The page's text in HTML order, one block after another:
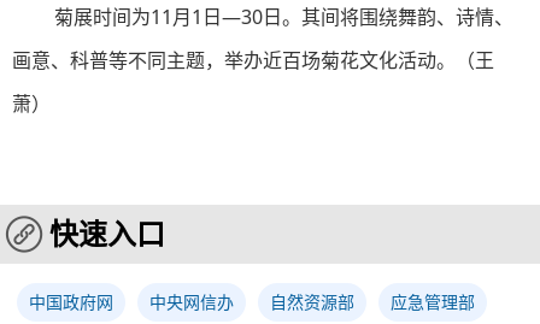
菊展时间为11月1日—30日。其间将围绕舞韵、诗情、
画意、科普等不同主题，举办近百场菊花文化活动。（王
萧）
快速入口
中国政府网 中央网信办 自然资源部 应急管理部